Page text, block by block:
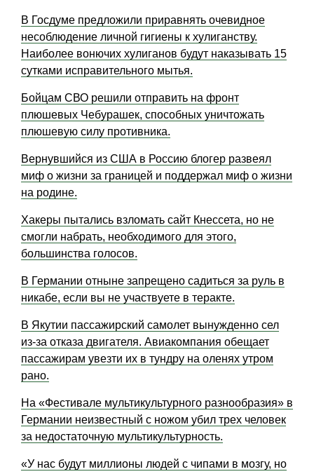
В Госдуме предложили приравнять очевидное
несоблюдение личной гигиены к хулиганству.
Наиболее вонючих хулиганов будут наказывать 15
сутками исправительного мытья.
Бойцам СВО решили отправить на фронт
плюшевых Чебурашек, способных уничтожать
плюшевую силу противника.
Вернувшийся из США в Россию блогер развеял
миф о жизни за границей и поддержал миф о жизни
на родине.
Хакеры пытались взломать сайт Кнессета, но не
смогли набрать, необходимого для этого,
большинства голосов.
В Германии отныне запрещено садиться за руль в
никабе, если вы не участвуете в теракте.
В Якутии пассажирский самолет вынужденно сел
из-за отказа двигателя. Авиакомпания обещает
пассажирам увезти их в тундру на оленях утром
рано.
На «Фестивале мультикультурного разнообразия» в
Германии неизвестный с ножом убил трех человек
за недостаточную мультикультурность.
«У нас будут миллионы людей с чипами в мозгу, но